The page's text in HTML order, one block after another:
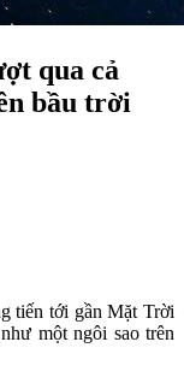
qua cả
bầu trời
tiến tới gần Mặt Trời
một ngôi sao trên